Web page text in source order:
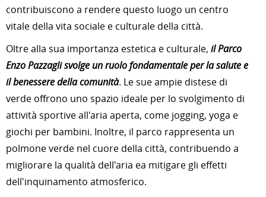
contribuiscono a rendere questo luogo un centro
vitale della vita sociale e culturale della città.
Oltre alla sua importanza estetica e culturale, il Parco
Enzo Pazzagli svolge un ruolo fondamentale per la salute e
il benessere della comunità. Le sue ampie distese di
verde offrono uno spazio ideale per lo svolgimento di
attività sportive all'aria aperta, come jogging, yoga e
giochi per bambini. Inoltre, il parco rappresenta un
polmone verde nel cuore della città, contribuendo a
migliorare la qualità dell'aria ea mitigare gli effetti
dell'inquinamento atmosferico.